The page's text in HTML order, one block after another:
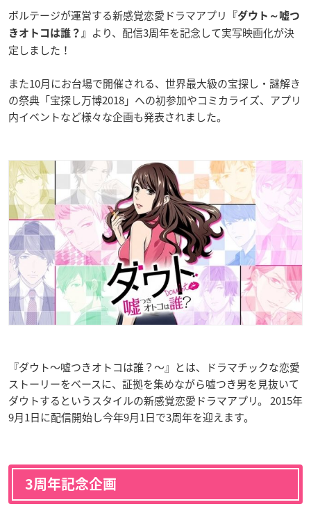
ボルテージが運営する新感覚恋愛ドラマアプリ
『ダウト～嘘つ
きオトコは誰？』
より、配信3周年を記念して実写映画化が決
定しました！
また10月にお台場で開催される、世界最大級の宝探し・謎解き
の祭典「宝探し万博2018」への初参加やコミカライズ、アプリ
内イベントなど様々な企画も発表されました。
『ダウト～嘘つきオトコは誰？～』とは、ドラマチックな恋愛
ストーリーをベースに、証拠を集めながら嘘つき男を見抜いて
ダウトするというスタイルの新感覚恋愛ドラマアプリ。 2015年
9月1日に配信開始し今年9月1日で3周年を迎えます。
3周年記念企画